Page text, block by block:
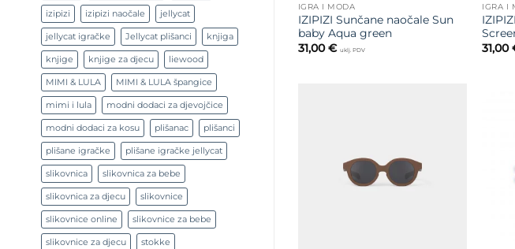
izipizi izipizi naočale jellycat
jellycat igračke Jellycat plišanci knjiga
knjige knjige za djecu liewood
MIMI & LULA MIMI & LULA špangice
mimi i lula modni dodaci za djevojčice
modni dodaci za kosu plišanac plišanci
plišane igračke plišane igračke jellycat
slikovnica slikovnica za bebe
slikovnica za djecu slikovnice
slikovnice online slikovnice za bebe
slikovnice za djecu stokke
IGRA I MODA
IZIPIZI Sunčane naočale Sun
baby Aqua green
31,00€ uklj. PDV
IGRA I
31,00